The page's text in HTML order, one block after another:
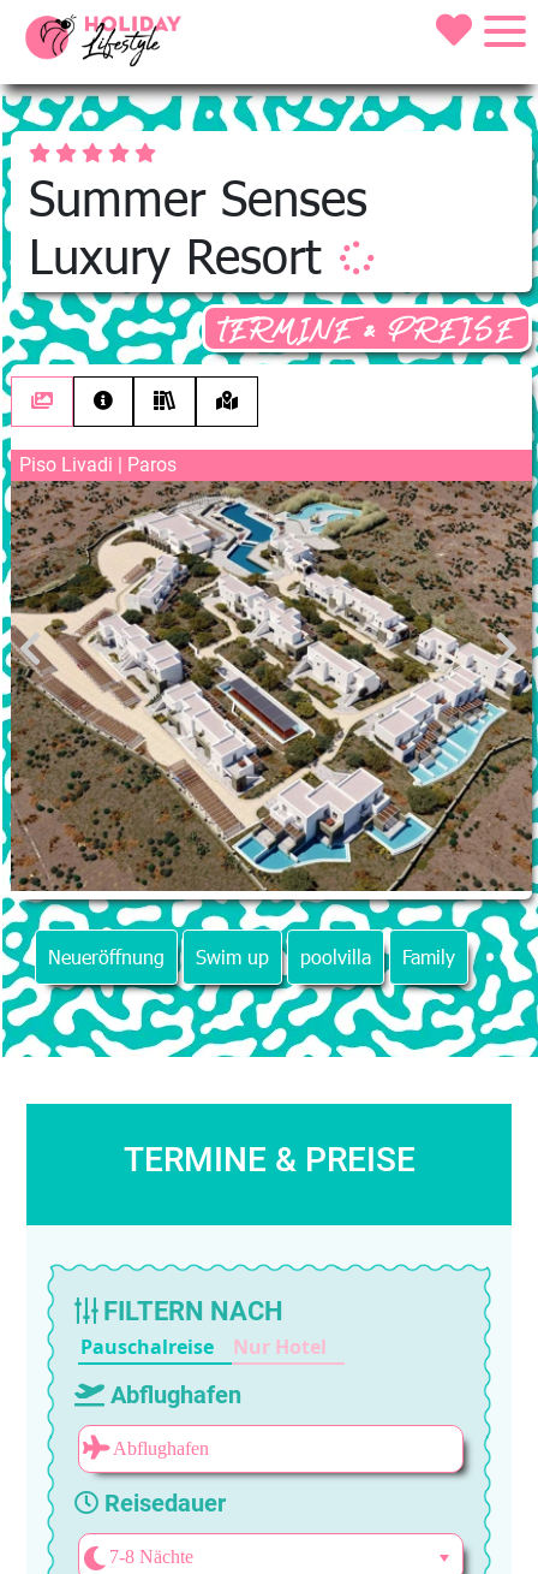
Summer Senses
Luxury Resort
TERMINE & PREISE
Piso Livadi | Paros
Neueröffnung Swim up poolvilla Family
TERMINE & PREISE
FILTERN NACH
Pauschalreise Nur Hotel
Abflughafen
Reisedauer